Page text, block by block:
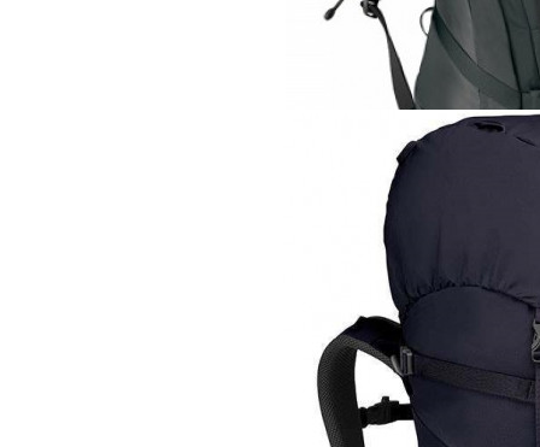
Рюкзак
Osprey Xenith 75
24 900 руб